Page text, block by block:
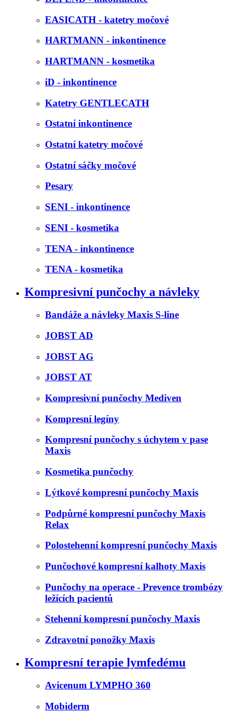
EASICATH - katetry močové
HARTMANN - inkontinence
HARTMANN - kosmetika
iD - inkontinence
Katetry GENTLECATH
Ostatní inkontinence
Ostatní katetry močové
Ostatní sáčky močové
Pesary
SENI - inkontinence
SENI - kosmetika
TENA - inkontinence
TENA - kosmetika
Kompresivní punčochy a návleky
Bandáže a návleky Maxis S-line
JOBST AD
JOBST AG
JOBST AT
Kompresivní punčochy Mediven
Kompresní legíny
Kompresní punčochy s úchytem v pase
Maxis
Kosmetika punčochy
Lýtkové kompresní punčochy Maxis
Podpůrné kompresní punčochy Maxis
Relax
Polostehenní kompresní punčochy Maxis
Punčochové kompresní kalhoty Maxis
Punčochy na operace - Prevence trombózy
ležících pacientů
Stehenní kompresní punčochy Maxis
Zdravotní ponožky Maxis
Kompresní terapie lymfedému
Avicenum LYMPHO 360
Mobiderm